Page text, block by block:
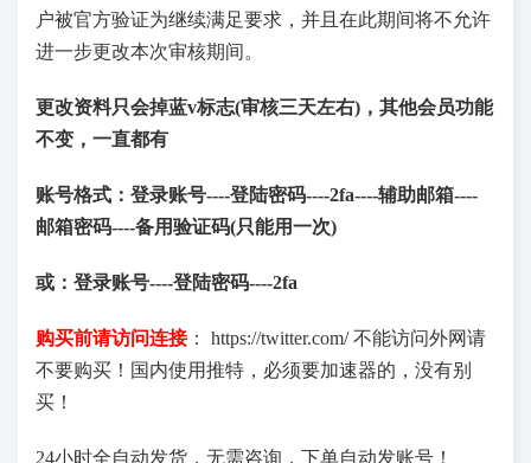
户被官方验证为继续满足要求，并且在此期间将不允许
进一步更改本次审核期间。
更改资料只会掉蓝v标志(审核三天左右)，其他会员功能
不变，一直都有
账号格式：登录账号----登陆密码----2fa----辅助邮箱----
邮箱密码----备用验证码(只能用一次)
或： 登录账号----登陆密码----2fa
购买前请访问连接： https://twitter.com/ 不能访问外网请
不要购买！国内使用推特，必须要加速器的，没有别
买！
24小时全自动发货，无需咨询，下单自动发账号！